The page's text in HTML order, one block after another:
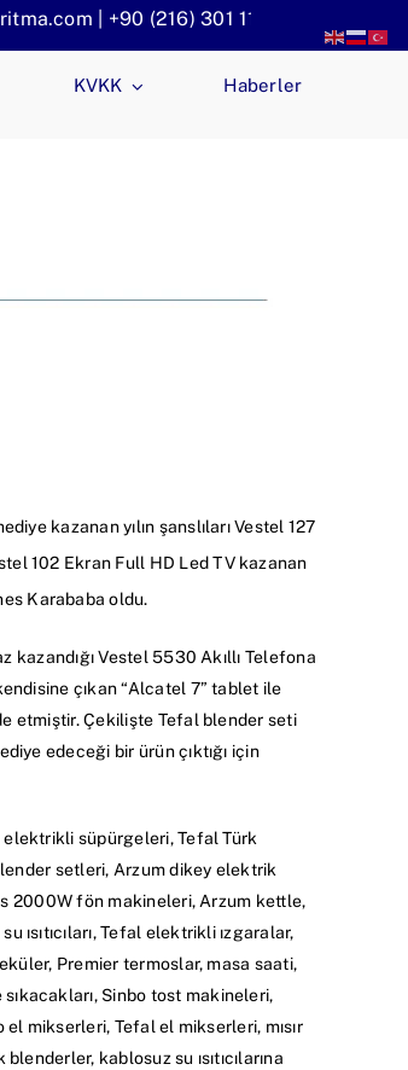
| +90 (216) 301 1140
KVKK Haberler
kazanan yılın şanslıları Vestel 127
102 Ekran Full HD Led TV kazanan
Karababa oldu.
kazandığı Vestel 5530 Akıllı Telefona
çıkan “Alcatel 7” tablet ile
etmiştir. Çekilişte Tefal blender seti
edeceği bir ürün çıktığı için
elektrikli süpürgeleri, Tefal Türk
setleri, Arzum dikey elektrik
2000W fön makineleri, Arzum kettle,
ısıtıcıları, Tefal elektrikli ızgaralar,
Premier termoslar, masa saati,
Sinbo tost makineleri,
mikserleri, Tefal el mikserleri, mısır
kablosuz su ısıtıcılarına